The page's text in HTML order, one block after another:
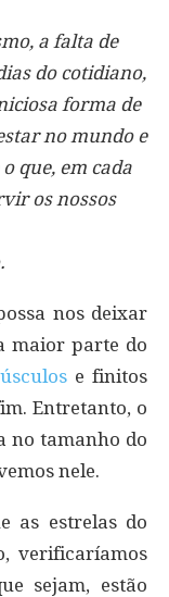
a falta de
do cotidiano,
forma de
no mundo e
que, em cada
os nossos
nos deixar
maior parte do
e finitos
Entretanto, o
no tamanho do
nele.
as estrelas do
verificaríamos
sejam, estão